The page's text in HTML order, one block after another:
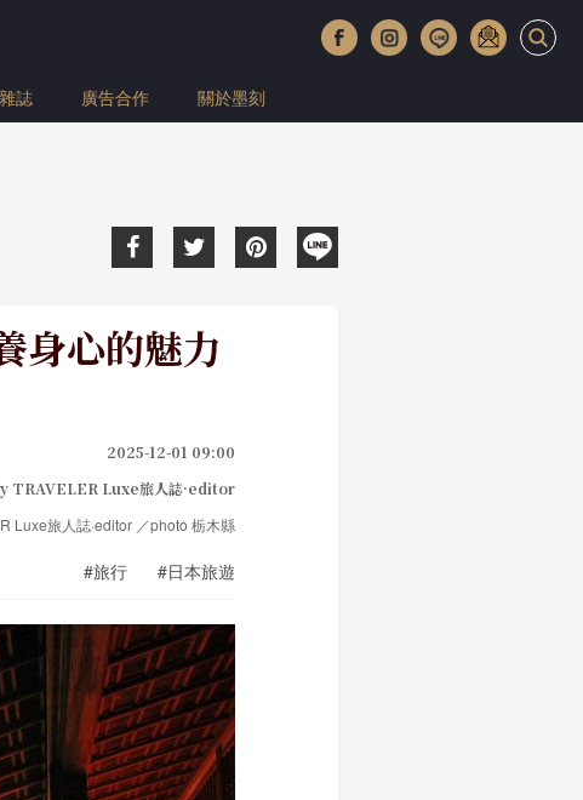
誌 廣告合作 關於墨刻
身心的魅力
2025-12-01 09:00
TRAVELER Luxe旅人誌·editor
Luxe旅人誌·editor ／photo 栃木縣
#旅行 #日本旅遊